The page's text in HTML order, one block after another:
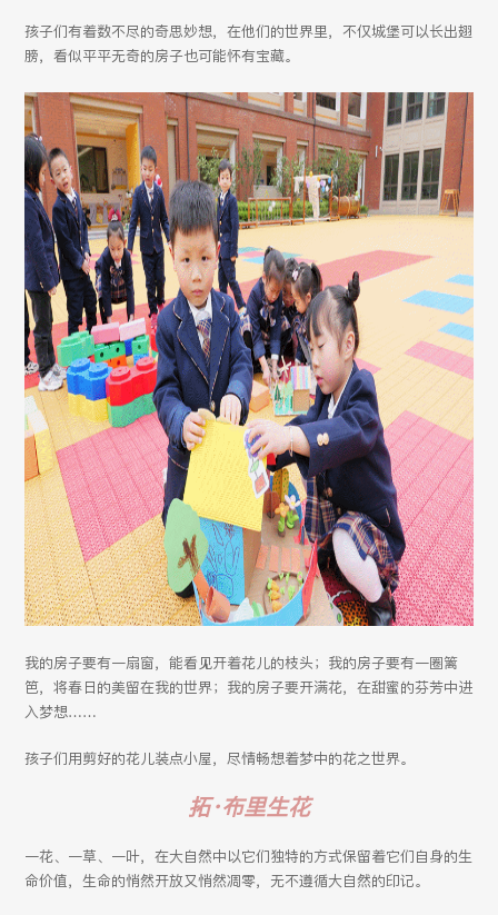
孩子们有着数不尽的奇思妙想，在他们的世界里，不仅城堡可以长出翅
膀，看似平平无奇的房子也可能怀有宝藏。
我的房子要有一扇窗，能看见开着花儿的枝头；我的房子要有一圈篱
笆，将春日的美留在我的世界；我的房子要开满花，在甜蜜的芬芳中进
入梦想……
孩子们用剪好的花儿装点小屋，尽情畅想着梦中的花之世界。
拓·布里生花
一花、一草、一叶，在大自然中以它们独特的方式保留着它们自身的生
命价值，生命的悄然开放又悄然凋零，无不遵循大自然的印记。